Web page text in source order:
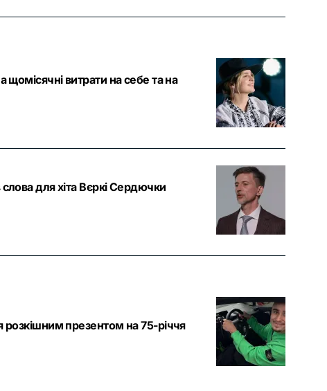
витрати на себе та на
для хіта Вєркі Сердючки
розкішним презентом на 75-річчя